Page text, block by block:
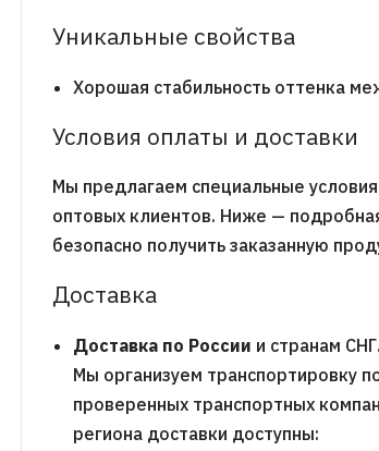
Уникальные свойства
Хорошая стабильность оттенка
Условия оплаты и доставки
Мы предлагаем специальные
оптовых клиентов. Ниже —
безопасно получить заказанную
Доставка
Доставка по России и странам СНГ.
Мы организуем транспортировку
проверенных транспортных
региона доставки доступны: